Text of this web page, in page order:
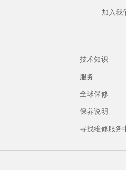
加入我
技术知识
服务
全球保修
保养说明
寻找维修服务